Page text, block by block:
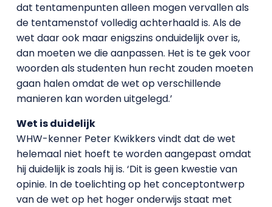
dat tentamenpunten alleen mogen vervallen als
de tentamenstof volledig achterhaald is. Als de
wet daar ook maar enigszins onduidelijk over is,
dan moeten we die aanpassen. Het is te gek voor
woorden als studenten hun recht zouden moeten
gaan halen omdat de wet op verschillende
manieren kan worden uitgelegd.’
Wet is duidelijk
WHW-kenner Peter Kwikkers vindt dat de wet
helemaal niet hoeft te worden aangepast omdat
hij duidelijk is zoals hij is. ‘Dit is geen kwestie van
opinie. In de toelichting op het conceptontwerp
van de wet op het hoger onderwijs staat met